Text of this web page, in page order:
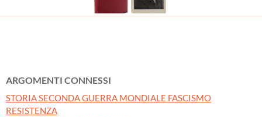
ARGOMENTI CONNESSI
STORIA SECONDA GUERRA MONDIALE FASCISMO
RESISTENZA